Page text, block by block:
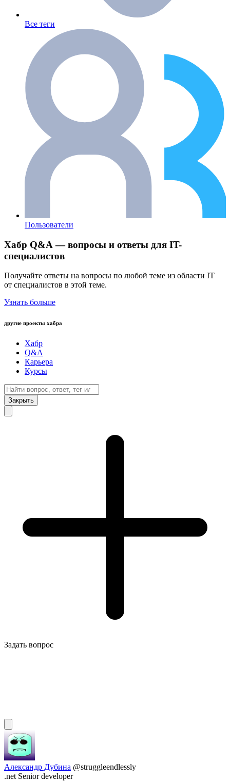
Все теги
Пользователи
Хабр Q&A — вопросы и ответы для IT-
специалистов
Получайте ответы на вопросы по любой теме из области IT
от специалистов в этой теме.
Узнать больше
другие проекты хабра
Хабр
Q&A
Карьера
Курсы
Закрыть
Задать вопрос
Александр Дубина @struggleendlessly
.net Senior developer